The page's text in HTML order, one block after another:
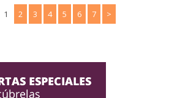
1 2 3 4 5 6 7 >